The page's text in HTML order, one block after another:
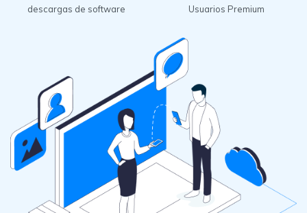
descargas de software Usuarios Premium